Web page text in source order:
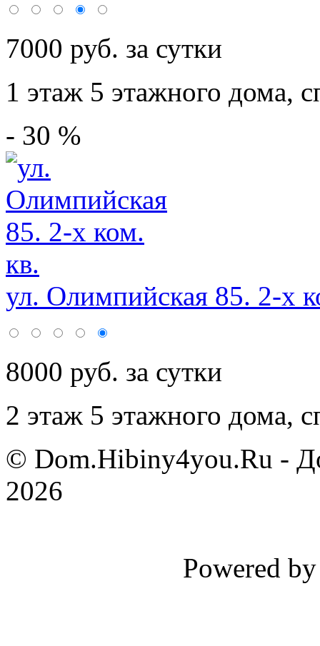
7000 руб. за сутки
1 этаж 5 этажного дома,
- 30 %
ул. Олимпийская 85. 2-х
8000 руб. за сутки
2 этаж 5 этажного дома,
© Dom.Hibiny4you.Ru -
2026
Powered